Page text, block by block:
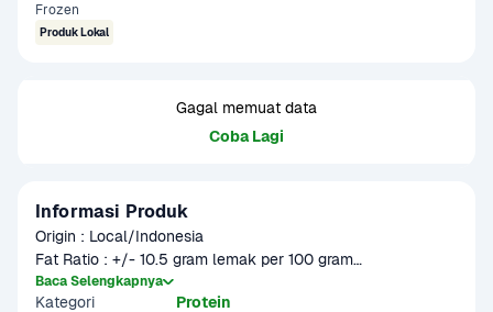
Frozen
Produk Lokal
Gagal memuat data
Coba Lagi
Informasi Produk
Origin : Local/Indonesia
Fat Ratio : +/- 10.5 gram lemak per 100 gram
Gramation : 500 gram
Glazing : 5-10%
Baca Selengkapnya
Kategori Protein